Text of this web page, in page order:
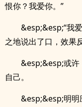
恨你？我爱你。”
&esp;&esp;“我
之地说出了口，效果
&esp;&esp;或许
自己。
&esp;&esp;明明